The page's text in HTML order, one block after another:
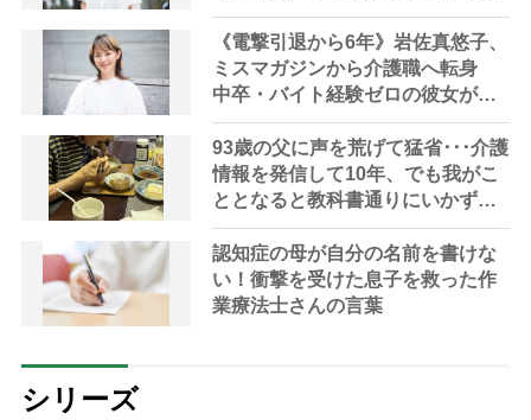
も吹き飛ぶ“やりがい”、介護の現
場は「愛おしい」
《電撃引退から6年》岩佐真悠子、
ミスマガジンから介護職へ転身
中卒・バイト経験ゼロの彼女が見
つけた“居場所”「社会の役に立ち
ながら自分らしくいられる」
93歳の父に声を荒げて猛省･･･介護
情報を発信して10年、でも我がこ
ととなると教科書通りにいかずに
ため息「感情と理性の狭間で右往
左往する現実」
認知症の母が自分の名前を書けな
い！衝撃を受けた息子を救った作
業療法士さんの言葉
シリーズ